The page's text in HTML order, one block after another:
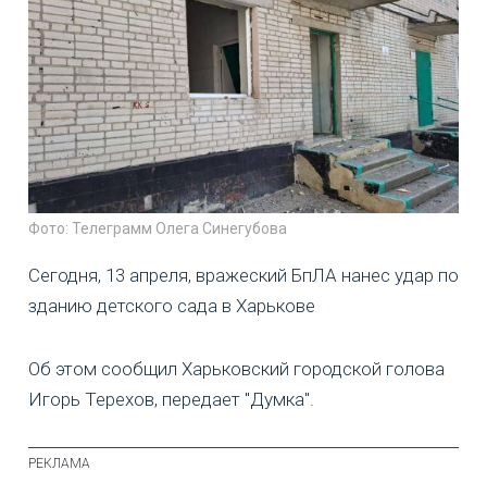
Фото: Телеграмм Олега Синегубова
Сегодня, 13 апреля, вражеский БпЛА нанес удар по
зданию детского сада в Харькове
Об этом сообщил Харьковский городской голова
Игорь Терехов, передает "Думка".